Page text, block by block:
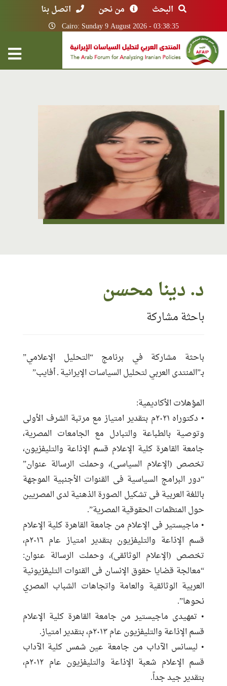
البحث من نحن اتصل بنا
Cairo: Sunday 9 August 2026 - 03:38:35
معلومات الاتصال
afaip.dina@gmail.com
الموقع:https://afaip.com/
مناطق الخبرة:الشرق الأوسط
اللغات: العربية ـ الإنجليزية
د. دينا محسن
باحثة مشاركة
باحثة مشاركة في برنامج “التحليل الإعلامي”
بـ”المنتدى العربي لتحليل السياسات الإيرانية ـ أفايب”
المؤهلات الأكاديمية:
• دكتوراه ٢٠٢١م بتقدير امتياز مع مرتبة الشرف الأولى
وتوصية بالطباعة والتبادل مع الجامعات المصرية،
جامعة القاهرة كلية الإعلام قسم الإذاعة والتليفزيون،
تخصص (الإعلام السياسى)، وحملت الرسالة عنوان”
“دور البرامج السياسية فى القنوات الأجنبية الموجهة
باللغة العربية فى تشكيل الصورة الذهنية لدى المصريين
حول المنظمات الحقوقية المصرية”.
• ماجيستير فى الإعلام من جامعة القاهرة كلية الإعلام
قسم الإذاعة والتليفزيون بتقدير امتياز عام ٢٠١٦م،
تخصص (الإعلام الوثائقى)، وحملت الرسالة عنوان:
“معالجة قضايا حقوق الإنسان فى القنوات التليفزيونية
العربية الوثائقية والعامة واتجاهات الشباب المصري
نحوها”.
• تمهيدى ماجيستير من جامعة القاهرة كلية الإعلام
قسم الإذاعة والتليفزيون عام ٢٠١٣م، بتقدير امتياز.
• ليسانس الآداب من جامعة عين شمس كلية الآداب
قسم الإعلام شعبة الإذاعة والتليفزيون عام ٢٠١٢م،
بتقدير جيد جداً.